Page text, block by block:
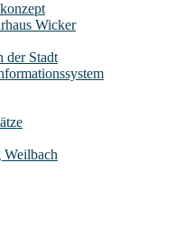
Wicker
der Stadt
Weilbach